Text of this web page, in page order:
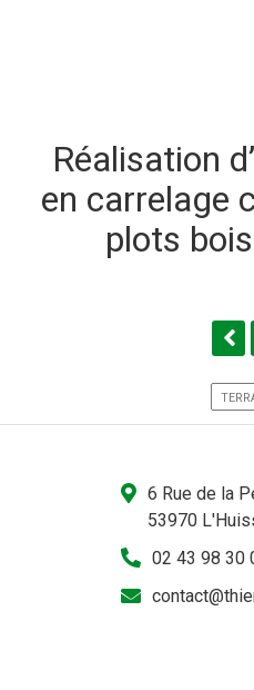
Réalisation
en carrelage
plots
6 Rue de la
53970
02 43 98 30